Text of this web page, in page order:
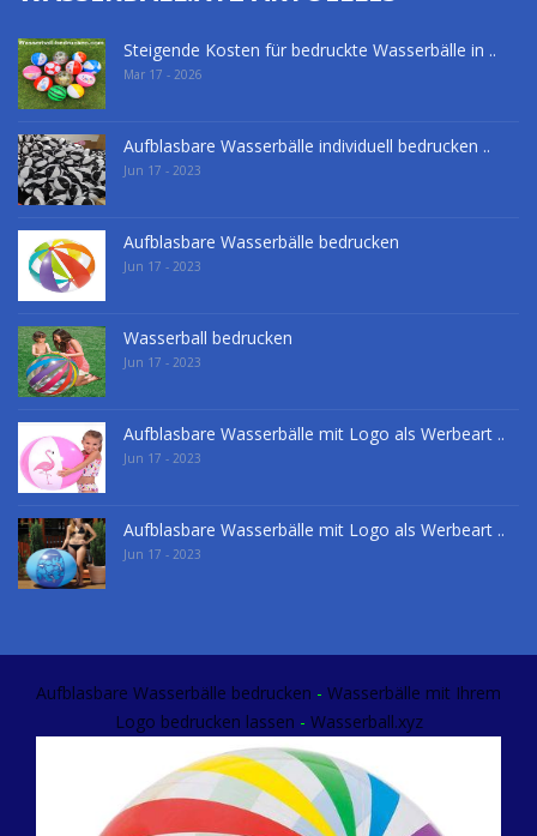
Steigende Kosten für bedruckte Wasserbälle in ..
Mar 17 - 2026
Aufblasbare Wasserbälle individuell bedrucken ..
Jun 17 - 2023
Aufblasbare Wasserbälle bedrucken
Jun 17 - 2023
Wasserball bedrucken
Jun 17 - 2023
Aufblasbare Wasserbälle mit Logo als Werbeart ..
Jun 17 - 2023
Aufblasbare Wasserbälle mit Logo als Werbeart ..
Jun 17 - 2023
Aufblasbare Wasserbälle bedrucken - Wasserbälle mit Ihrem
Logo bedrucken lassen - Wasserball.xyz